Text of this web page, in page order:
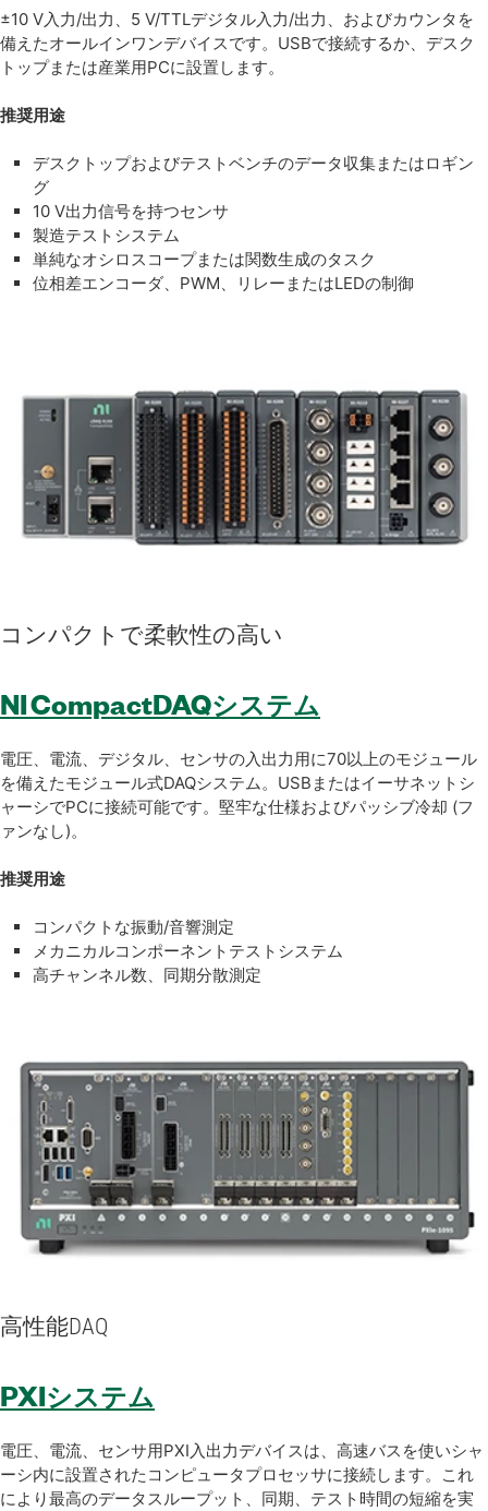
±10 V入力/出力、5 V/TTLデジタル入力/出力、およびカウンタを
備えたオールインワンデバイスです。USBで接続するか、デスク
トップまたは産業用PCに設置します。
推奨用途
デスクトップおよびテストベンチのデータ収集またはロギン
グ
10 V出力信号を持つセンサ
製造テストシステム
単純なオシロスコープまたは関数生成のタスク
位相差エンコーダ、PWM、リレーまたはLEDの制御
コンパクト で柔軟性の高い
NI CompactDAQシステム
電圧、電流、デジタル、センサの入出力用に70以上のモジュール
を備えたモジュール式DAQシステム。USBまたはイーサネットシ
ャーシでPCに接続可能です。堅牢な仕様およびパッシブ冷却 (フ
ァンなし)。
推奨用途
コンパクトな振動/音響測定
メカニカルコンポーネントテストシステム
高チャンネル数、同期分散測定
高性能DAQ
PXIシステム
電圧、電流、センサ用PXI入出力デバイスは、高速バスを使いシャ
ーシ内に設置されたコンピュータプロセッサに接続します。これ
により最高のデータスループット、同期、テスト時間の短縮を実